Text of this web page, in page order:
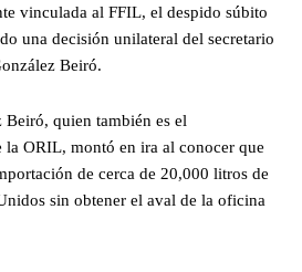
vinculada al FFIL, el despido súbito
una decisión unilateral del secretario
Beiró.
Beiró, quien también es el
ORIL, montó en ira al conocer que
de cerca de 20,000 litros de
sin obtener el aval de la oficina